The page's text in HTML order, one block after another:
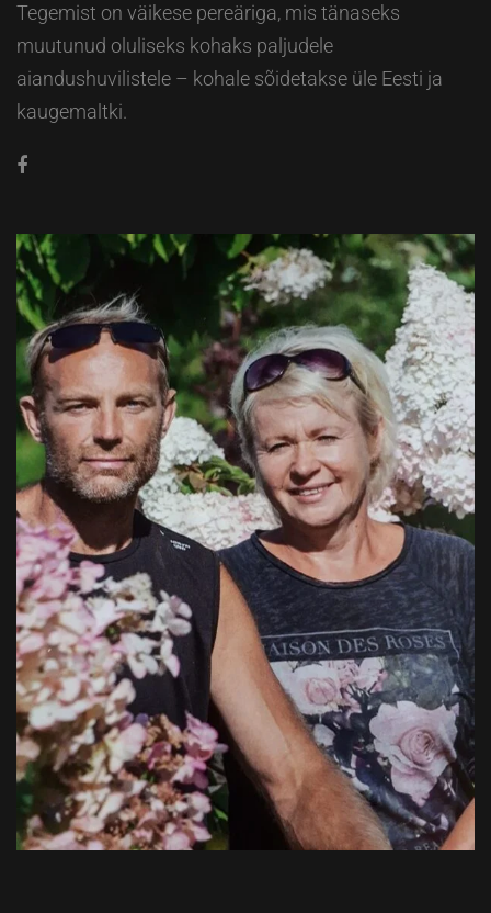
Tegemist on väikese pereäriga, mis tänaseks
muutunud oluliseks kohaks paljudele
aiandushuvilistele – kohale sõidetakse üle Eesti ja
kaugemaltki.